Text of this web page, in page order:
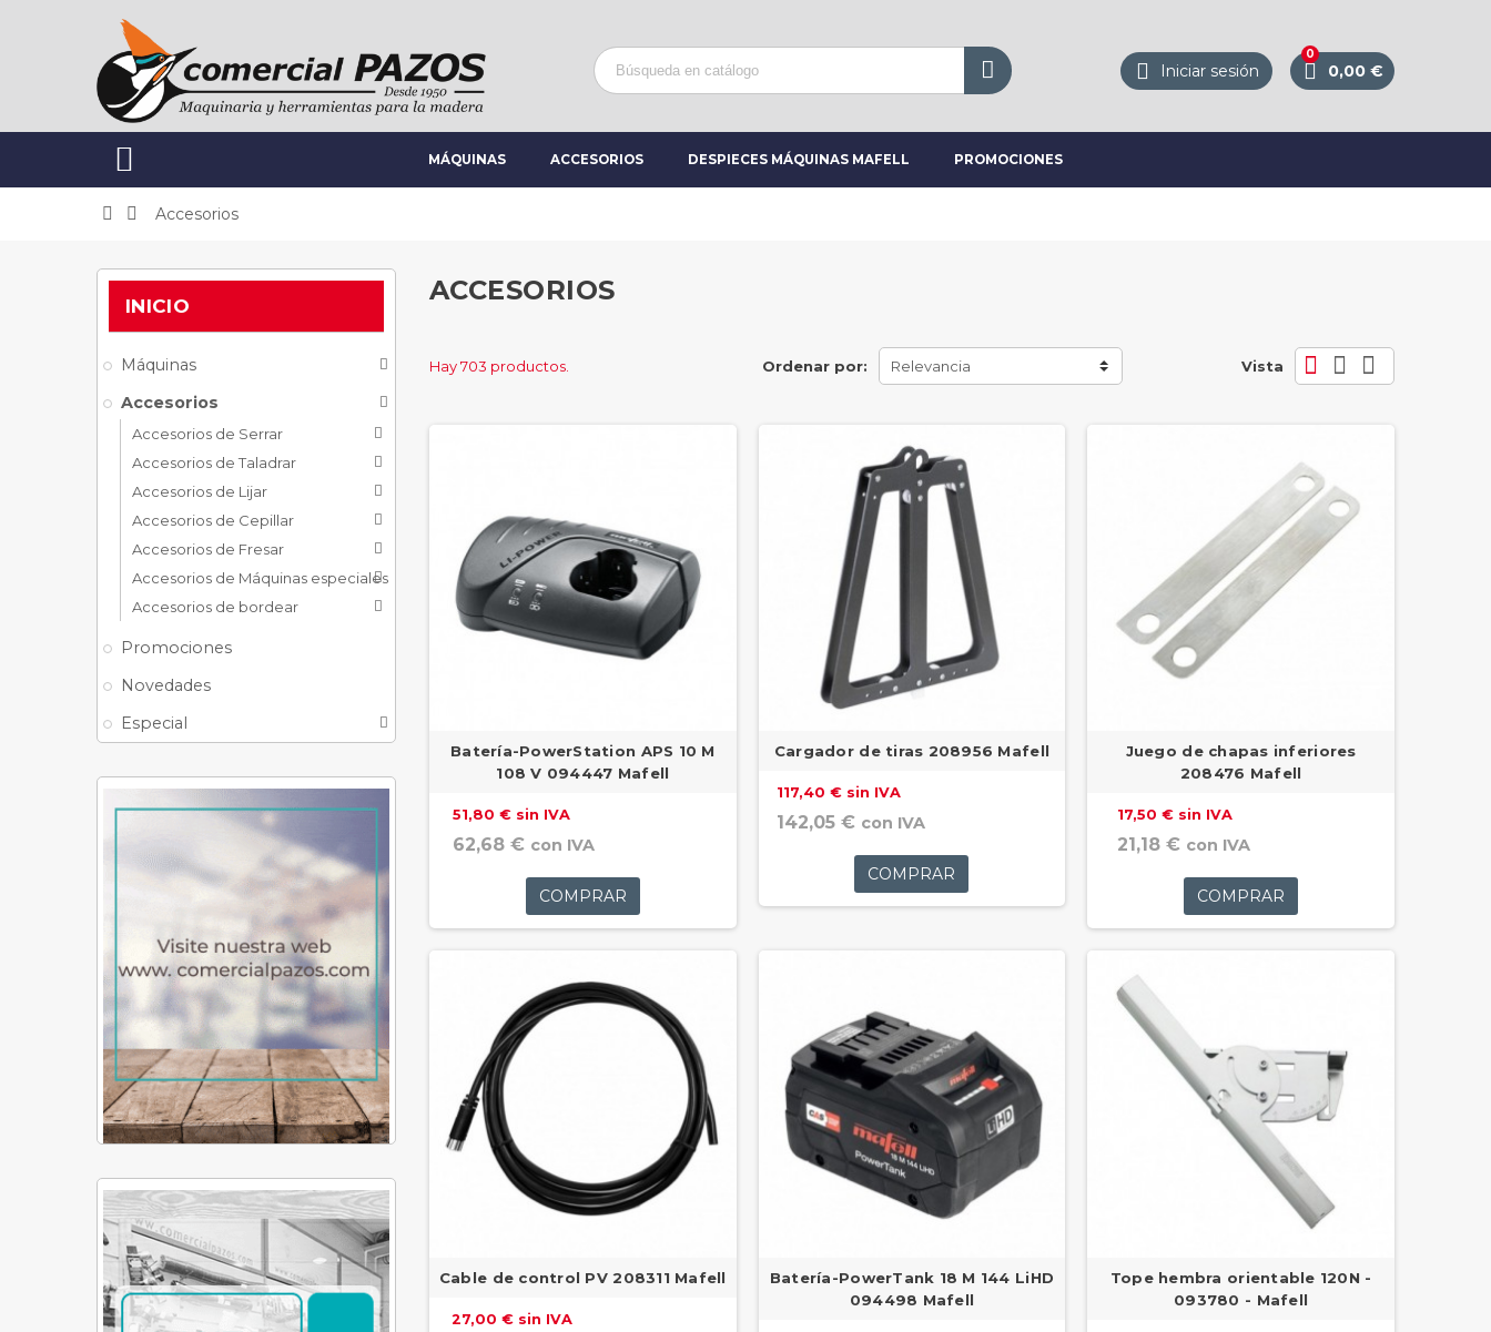
  Iniciar sesión  0,00 €
0
 MÁQUINAS ACCESORIOS DESPIECES MÁQUINAS MAFELL PROMOCIONES
  Accesorios
INICIO
Máquinas 
Accesorios 
Accesorios de Serrar 
Accesorios de Taladrar 
Accesorios de Lijar 
Accesorios de Cepillar 
Accesorios de Fresar 
Accesorios de Máquinas especiales

Accesorios de bordear 
Promociones
Novedades
Especial

ACCESORIOS
Hay 703 productos. Ordenar por: Relevancia Vista   
Batería-PowerStation APS 10 M
108 V 094447 Mafell
51,80 € sin IVA
62,68 € con IVA
COMPRAR
Cargador de tiras 208956 Mafell
117,40 € sin IVA
142,05 € con IVA
COMPRAR
Juego de chapas inferiores
208476 Mafell
17,50 € sin IVA
21,18 € con IVA
COMPRAR
Cable de control PV 208311 Mafell
27,00 € sin IVA
Batería-PowerTank 18 M 144 LiHD
094498 Mafell
Tope hembra orientable 120N -
093780 - Mafell